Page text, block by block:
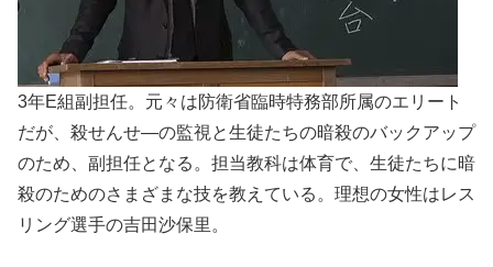
3年E組副担任。元々は防衛省臨時特務部所属のエリート
だが、殺せんせ―の監視と生徒たちの暗殺のバックアップ
のため、副担任となる。担当教科は体育で、生徒たちに暗
殺のためのさまざまな技を教えている。理想の女性はレス
リング選手の吉田沙保里。